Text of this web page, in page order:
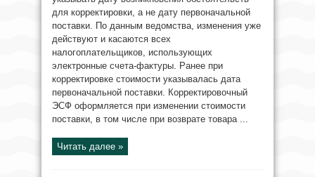
для корректировки, а не дату первоначальной
поставки. По данным ведомства, изменения уже
действуют и касаются всех
налогоплательщиков, использующих
электронные счета-фактуры. Ранее при
корректировке стоимости указывалась дата
первоначальной поставки. Корректировочный
ЭСФ оформляется при изменении стоимости
поставки, в том числе при возврате товара ...
Читать далее »